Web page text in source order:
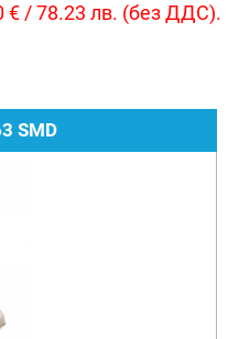
€ / 78.23 лв. (без ДДС).
SMD